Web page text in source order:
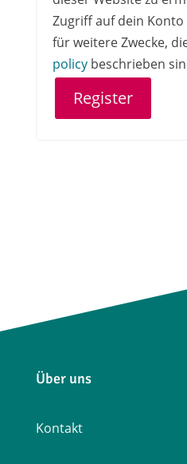
Zugriff auf dein
für weitere Zwecke,
policybeschrieben
Register
Über uns
Kontakt